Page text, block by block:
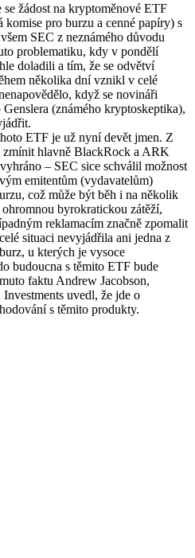
žádost na kryptoměnové ETF
pro burzu a cenné papíry) s
SEC z neznámého důvodu
problematiku, kdy v pondělí
doladili a tím, že se odvětví
několika dní vznikl v celé
když se novináři
(známého kryptoskeptika),
ETF je už nyní devět jmen. Z
zmínit hlavně BlackRock a ARK
– SEC sice schválil možnost
emitentům (vydavatelům)
což může být běh i na několik
byrokratickou zátěží,
reklamacím značně zpomalit
situaci nevyjádřila ani jedna z
u kterých je vysoce
budoucna s těmito ETF bude
faktu Andrew Jacobson,
uvedl, že jde o
s těmito produkty.